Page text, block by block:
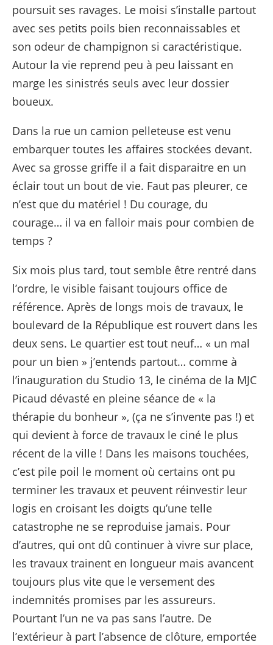
poursuit ses ravages. Le moisi s’installe partout
avec ses petits poils bien reconnaissables et
son odeur de champignon si caractéristique.
Autour la vie reprend peu à peu laissant en
marge les sinistrés seuls avec leur dossier
boueux.
Dans la rue un camion pelleteuse est venu
embarquer toutes les affaires stockées devant.
Avec sa grosse griffe il a fait disparaitre en un
éclair tout un bout de vie. Faut pas pleurer, ce
n’est que du matériel ! Du courage, du
courage… il va en falloir mais pour combien de
temps ?
Six mois plus tard, tout semble être rentré dans
l’ordre, le visible faisant toujours office de
référence. Après de longs mois de travaux, le
boulevard de la République est rouvert dans les
deux sens. Le quartier est tout neuf… « un mal
pour un bien » j’entends partout… comme à
l’inauguration du Studio 13, le cinéma de la MJC
Picaud dévasté en pleine séance de « la
thérapie du bonheur », (ça ne s’invente pas !) et
qui devient à force de travaux le ciné le plus
récent de la ville ! Dans les maisons touchées,
c’est pile poil le moment où certains ont pu
terminer les travaux et peuvent réinvestir leur
logis en croisant les doigts qu’une telle
catastrophe ne se reproduise jamais. Pour
d’autres, qui ont dû continuer à vivre sur place,
les travaux trainent en longueur mais avancent
toujours plus vite que le versement des
indemnités promises par les assureurs.
Pourtant l’un ne va pas sans l’autre. De
l’extérieur à part l’absence de clôture, emportée